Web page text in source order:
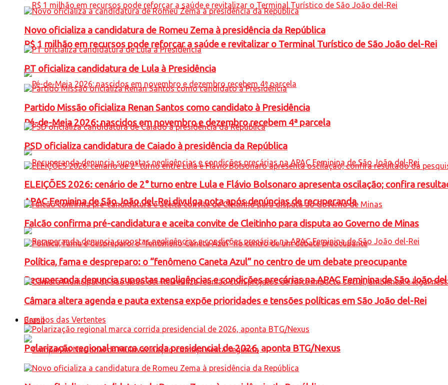
R$ 1 milhão em recursos pode reforçar a saúde e revitalizar o Terminal Turístico de São João del-Rei
Pé-de-Meia 2026: nascidos em novembro e dezembro recebem 4ª parcela
APAC Feminina de São João del-Rei divulga nota após denúncias de recuperanda
Recuperanda denuncia supostas negligências e condições precárias na APAC Feminina de São João
Campos das Vertentes
Novo oficializa a candidatura de Romeu Zema à presidência da República
PT oficializa candidatura de Lula à Presidência
Partido Missão oficializa Renan Santos como candidato à Presidência
PSD oficializa candidatura de Caiado à presidência da República
ELEIÇÕES 2026: cenário de 2° turno entre Lula e Flávio Bolsonaro apresenta oscilação; confira
Falcão confirma pré-candidatura e aceita convite de Cleitinho para disputa ao Governo de Minas
Política, fama e despreparo: o “fenômeno Caneta Azul” no centro de um debate preocupante
Câmara altera agenda e pauta extensa expõe prioridades e tensões políticas em São João del-Rei
Brasil
Polarização regional marca corrida presidencial de 2026, aponta BTG/Nexus